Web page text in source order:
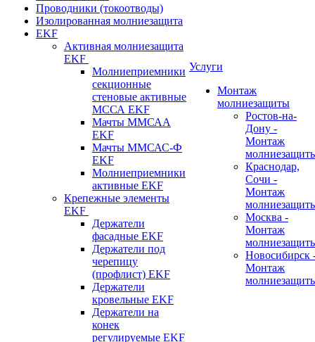
Проводники (токоотводы)
Изолированная молниезащита
EKF
Активная молниезащита
EKF
Молниеприемники
секционные
стеновые активные
МССА EKF
Мачты ММСАА
EKF
Мачты ММСАС-Ф
EKF
Молниеприемники
активные EKF
Крепежные элементы
EKF
Держатели
фасадные EKF
Держатели под
черепицу
(профлист) EKF
Держатели
кровельные EKF
Держатели на
конек
регулируемые EKF
Услуги
Монтаж
молниезащиты
Ростов-на-
Дону -
Монтаж
Краснодар,
Сочи -
Монтаж
Москва -
Монтаж
Новосибирск
Монтаж